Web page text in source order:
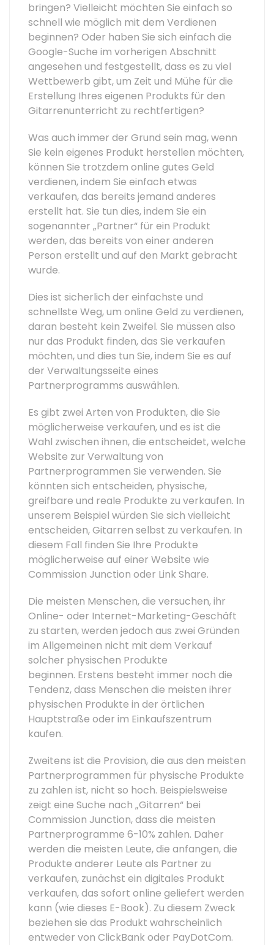
bringen? Vielleicht möchten Sie einfach so
schnell wie möglich mit dem Verdienen
beginnen? Oder haben Sie sich einfach die
Google-Suche im vorherigen Abschnitt
angesehen und festgestellt, dass es zu viel
Wettbewerb gibt, um Zeit und Mühe für die
Erstellung Ihres eigenen Produkts für den
Gitarrenunterricht zu rechtfertigen?
Was auch immer der Grund sein mag, wenn
Sie kein eigenes Produkt herstellen möchten,
können Sie trotzdem online gutes Geld
verdienen, indem Sie einfach etwas
verkaufen, das bereits jemand anderes
erstellt hat. Sie tun dies, indem Sie ein
sogenannter „Partner“ für ein Produkt
werden, das bereits von einer anderen
Person erstellt und auf den Markt gebracht
wurde.
Dies ist sicherlich der einfachste und
schnellste Weg, um online Geld zu verdienen,
daran besteht kein Zweifel. Sie müssen also
nur das Produkt finden, das Sie verkaufen
möchten, und dies tun Sie, indem Sie es auf
der Verwaltungsseite eines
Partnerprogramms auswählen.
Es gibt zwei Arten von Produkten, die Sie
möglicherweise verkaufen, und es ist die
Wahl zwischen ihnen, die entscheidet, welche
Website zur Verwaltung von
Partnerprogrammen Sie verwenden. Sie
könnten sich entscheiden, physische,
greifbare und reale Produkte zu verkaufen. In
unserem Beispiel würden Sie sich vielleicht
entscheiden, Gitarren selbst zu verkaufen. In
diesem Fall finden Sie Ihre Produkte
möglicherweise auf einer Website wie
Commission Junction oder Link Share.
Die meisten Menschen, die versuchen, ihr
Online- oder Internet-Marketing-Geschäft
zu starten, werden jedoch aus zwei Gründen
im Allgemeinen nicht mit dem Verkauf
solcher physischen Produkte
beginnen. Erstens besteht immer noch die
Tendenz, dass Menschen die meisten ihrer
physischen Produkte in der örtlichen
Hauptstraße oder im Einkaufszentrum
kaufen.
Zweitens ist die Provision, die aus den meisten
Partnerprogrammen für physische Produkte
zu zahlen ist, nicht so hoch. Beispielsweise
zeigt eine Suche nach „Gitarren“ bei
Commission Junction, dass die meisten
Partnerprogramme 6-10% zahlen. Daher
werden die meisten Leute, die anfangen, die
Produkte anderer Leute als Partner zu
verkaufen, zunächst ein digitales Produkt
verkaufen, das sofort online geliefert werden
kann (wie dieses E-Book). Zu diesem Zweck
beziehen sie das Produkt wahrscheinlich
entweder von ClickBank oder PayDotCom.